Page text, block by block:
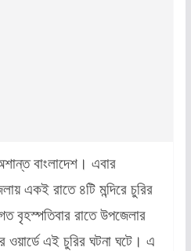
বাংলাদেশ। এবার
একই রাতে ৪টি মন্দিরে চুরির
বৃহস্পতিবার রাতে উপজেলার
এই চুরির ঘটনা ঘটে। এ